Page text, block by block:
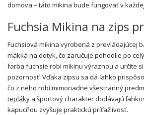
domova – táto mikina bude fungovať v
Fuchsia Mikina na zips
Fuchsiová mikina vyrobená z prevládajúcej
mäkká na dotyk, čo zaručuje pohodlie po
farba fuchsie robí mikinu výraznou a určite
pozornosť. Vďaka zipsu sa dá ľahko
čo z neho robí mimoriadne všestranný
tepláky a športový charakter dodávajú
kapucňou zvyšuje praktickú príťažlivosť.